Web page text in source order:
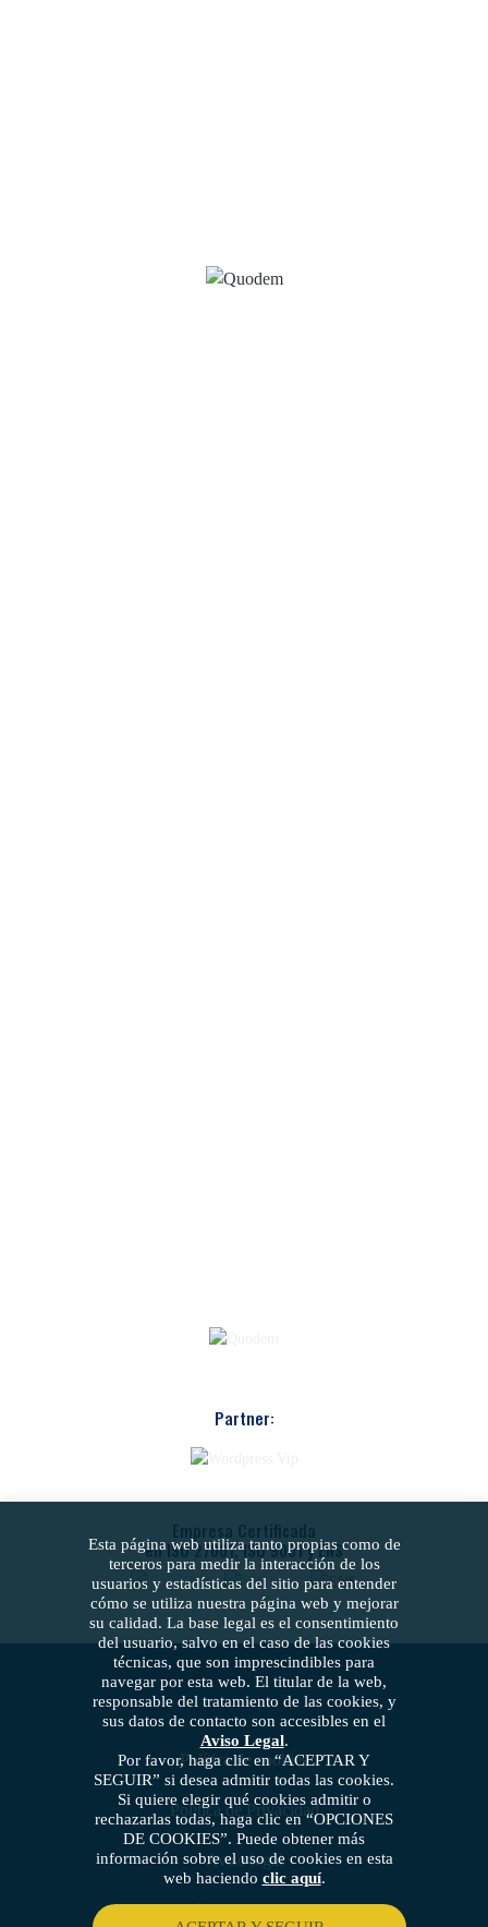
Partner:
Empresa Certificada
en ISO 27001, ISO 9001 y ENS
Política de cookies
Política de Privacidad
Aviso legal
Política de seguridad
Esta página web utiliza tanto propias como de
terceros para medir la interacción de los
usuarios y estadísticas del sitio para entender
cómo se utiliza nuestra página web y mejorar
su calidad. La base legal es el consentimiento
del usuario, salvo en el caso de las cookies
técnicas, que son imprescindibles para
navegar por esta web. El titular de la web,
responsable del tratamiento de las cookies, y
sus datos de contacto son accesibles en el
Aviso Legal.
Por favor, haga clic en “ACEPTAR Y
SEGUIR” si desea admitir todas las cookies.
Si quiere elegir qué cookies admitir o
rechazarlas todas, haga clic en “OPCIONES
DE COOKIES”. Puede obtener más
información sobre el uso de cookies en esta
web haciendo clic aquí.